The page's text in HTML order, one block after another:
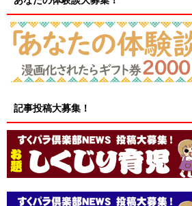
記事投稿大募集！